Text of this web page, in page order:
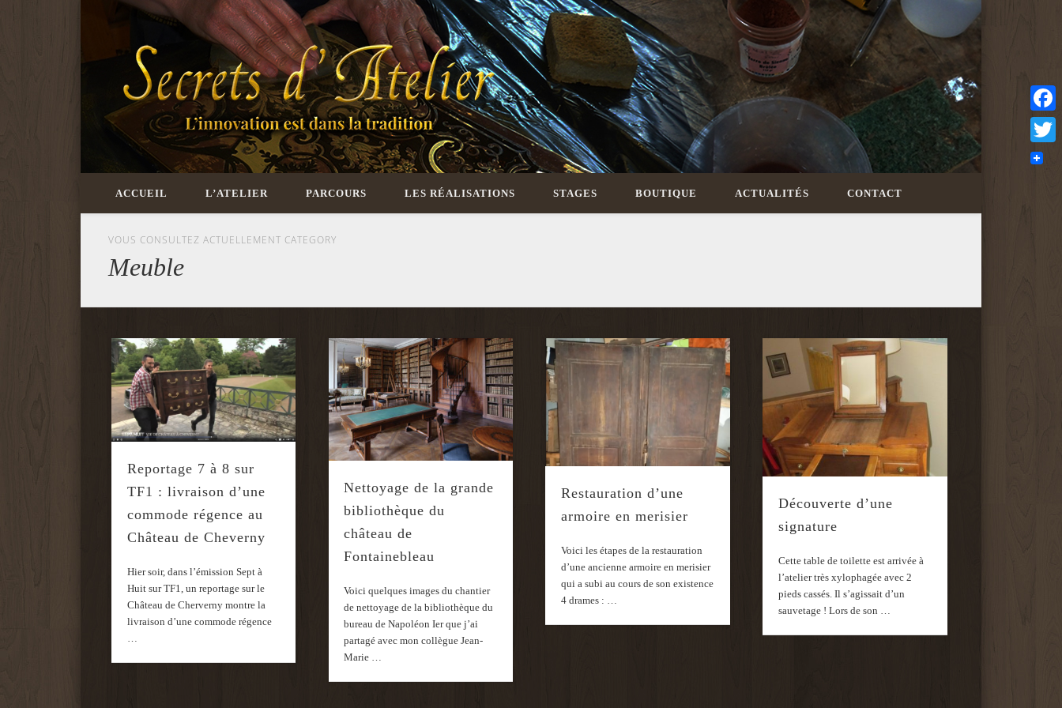
Secrets d'Atelier
L'innovation est dans la tradition
ACCUEIL L’ATELIER PARCOURS LES RÉALISATIONS STAGES BOUTIQUE ACTUALITÉS CONTACT
VOUS CONSULTEZ ACTUELLEMENT CATEGORY
Meuble
Reportage 7 à 8 sur
TF1 : livraison d’une
commode régence au
Château de Cheverny
Hier soir, dans l’émission Sept à
Huit sur TF1, un reportage sur le
Château de Cherverny montre la
livraison d’une commode régence
…
Nettoyage de la grande
bibliothèque du
château de
Fontainebleau
Voici quelques images du chantier
de nettoyage de la bibliothèque du
bureau de Napoléon Ier que j’ai
partagé avec mon collègue Jean-
Marie …
Restauration d’une
armoire en merisier
Voici les étapes de la restauration
d’une ancienne armoire en merisier
qui a subi au cours de son existence
4 drames : …
Découverte d’une
signature
Cette table de toilette est arrivée à
l’atelier très xylophagée avec 2
pieds cassés. Il s’agissait d’un
sauvetage ! Lors de son …
Twitter